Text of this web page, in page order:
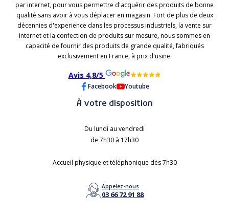
par internet, pour vous permettre d'acquérir des produits de bonne
qualité sans avoir à vous déplacer en magasin. Fort de plus de deux
décennies d'experience dans les processus industriels, la vente sur
internet et la confection de produits sur mesure, nous sommes en
capacité de fournir des produits de grande qualité, fabriqués
exclusivement en France, à prix d'usine.
Avis 4,8/5
Facebook Youtube
À votre disposition
Du lundi au vendredi
de 7h30 à 17h30
Accueil physique et téléphonique dès 7h30
Appelez-nous
03 66 72 91 88